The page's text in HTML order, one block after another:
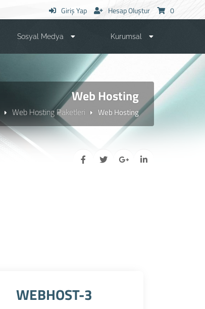
0
Hesap Oluştur
Giriş Yap
Sosyal Medya Kurumsal
Web Hosting
Web Hosting Paketleri Web Hosting
WEBHOST-3